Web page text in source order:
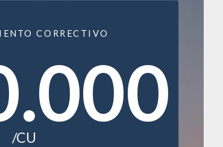
CORRECTIVO
/CU